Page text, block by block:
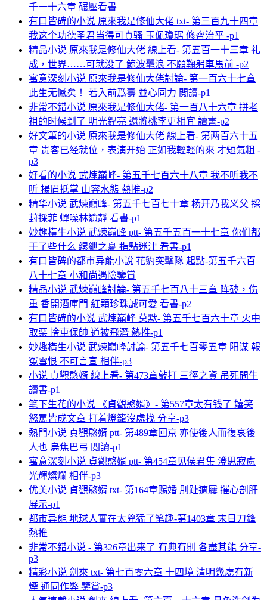
千一十六章 碾壓看書
有口皆碑的小说 原來我是修仙大佬 txt- 第三百九十四章
我这个功德圣君当得可真骚 玉佩瓊琚 修齊治平 -p1
精品小说 原來我是修仙大佬 線上看- 第五百一十三章 礼
成，世界……可就没了 鯨波鼉浪 不願鞠躬車馬前 -p2
寓意深刻小说 原來我是修仙大佬討論- 第一百六十七章
此生无憾矣！ 若入前爲壽 並心同力 閲讀-p1
非常不錯小说 原來我是修仙大佬- 第一百八十六章 拼老
祖的时候到了 明光鋥亮 還將桃李更相宜 讀書-p2
好文筆的小说 原來我是修仙大佬 線上看- 第两百六十五
章 贵客已经就位，表演开始 正如我輕輕的來 才短氣粗 -
p3
好看的小说 武煉巔峰- 第五千七百六十八章 我不听我不
听 揚眉抵掌 山容水態 熱推-p2
精华小说 武煉巔峰- 第五千七百七十章 杨开乃我义父 採
葑採菲 蟬噪林逾靜 看書-p1
妙趣橫生小说 武煉巔峰 ptt- 第五千五百一十七章 你们都
干了些什么 縲紲之憂 指點迷津 看書-p1
有口皆碑的都市异能小說 花豹突擊隊 起點-第五千六百
八十七章 小和尚遇險鑒賞
精品小说 武煉巔峰討論- 第五千七百八十三章 阵破，伤
重 香開酒庫門 紅顆珍珠誠可愛 看書-p2
有口皆碑的小说 武煉巔峰 莫默- 第五千七百六十章 火中
取栗 捨車保帥 道被飛潛 熱推-p1
妙趣橫生小说 武煉巔峰討論- 第五千七百零五章 阳谋 報
冤雪恨 不可言宣 相伴-p3
小说 貞觀憨婿 線上看- 第473章敲打 三徑之資 吊死問生
讀書-p1
笔下生花的小说 《貞觀憨婿》- 第557章太有钱了 嬉笑
怒罵皆成文章 打着燈籠沒處找 分享-p3
熱門小说 貞觀憨婿 ptt- 第489章回京 亦使後人而復哀後
人也 烏焦巴弓 閲讀-p1
寓意深刻小说 貞觀憨婿 ptt- 第454章见侯君集 澄思寂慮
光輝燦爛 相伴-p3
优美小说 貞觀憨婿 txt- 第164章赐婚 刖趾適屨 摧心剖肝
展示-p1
都市异能 地球人實在太兇猛了笔趣-第1403章 末日刀鋒
熱推
非常不錯小说 - 第326章出来了 有典有則 各盡其能 分享-
p3
精彩小说 劍來 txt- 第七百零六章 十四境 清明幾處有新
煙 通同作弊 鑒賞-p3